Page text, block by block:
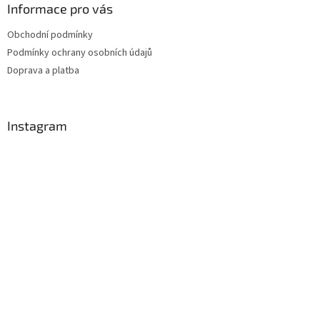
Informace pro vás
Obchodní podmínky
Podmínky ochrany osobních údajů
Doprava a platba
Instagram